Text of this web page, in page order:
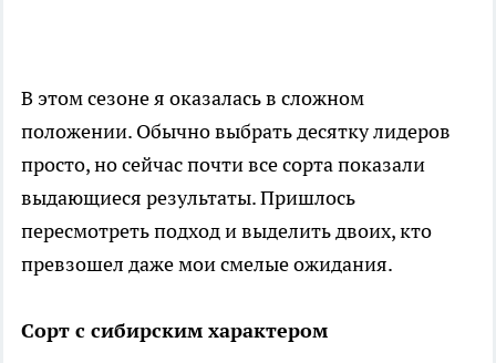
В этом сезоне я оказалась в сложном
положении. Обычно выбрать десятку лидеров
просто, но сейчас почти все сорта показали
выдающиеся результаты. Пришлось
пересмотреть подход и выделить двоих, кто
превзошел даже мои смелые ожидания.
Сорт с сибирским характером